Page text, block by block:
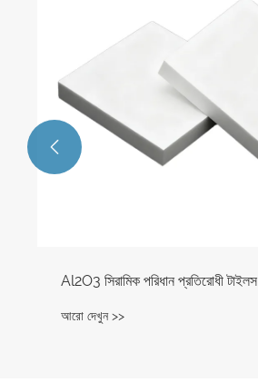
Al2O3 সিরামিক পরিধান প্রতিরোধী টাইলস
আরো দেখুন >>
